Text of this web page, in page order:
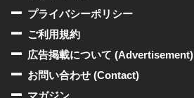
プライバシーポリシー
ご利用規約
広告掲載について (Advertisement)
お問い合わせ (Contact)
マガジン